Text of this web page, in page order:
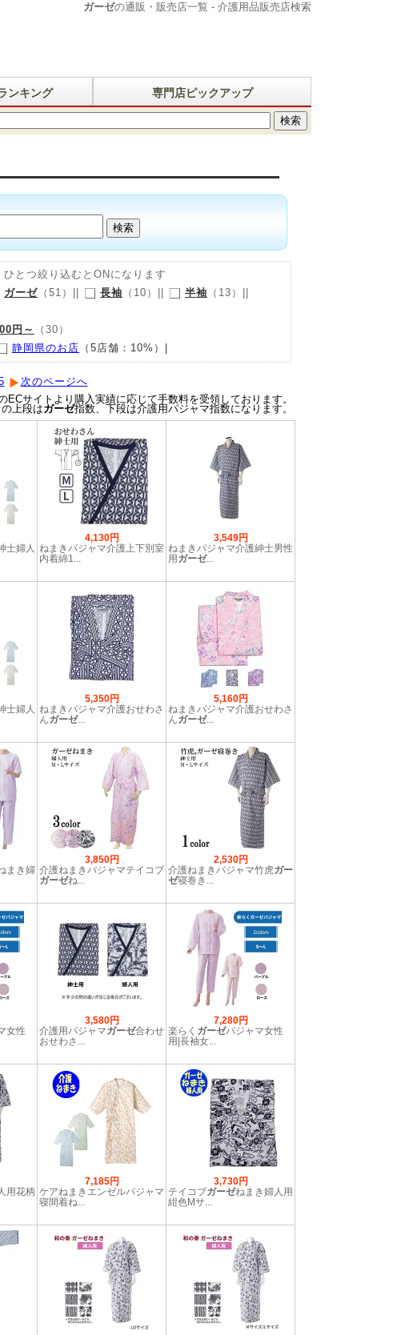
ガーゼの通販・販売店一覧 - 介護用品販売店検索
ンキング 専門店ピックアップ
つ絞り込むとONになります
ガーゼ （51）|| 長袖 （10）|| 半袖 （13）||
円～
（30）
静岡県のお店 （5店舗：10%）|
次のページへ
ECサイトより購入実績に応じて手数料を受領しております。
の上段はガーゼ指数、下段は介護用パジャマ指数になります。
士婦人
4,130円
ねまきパジャマ介護上下別室
内着綿1...
3,549円
ねまきパジャマ介護紳士男性
用ガーゼ...
士婦人
5,350円
ねまきパジャマ介護おせわさ
んガーゼ...
5,160円
ねまきパジャマ介護おせわさ
んガーゼ...
まき婦
3,850円
介護ねまきパジャマテイコブ
ガーゼね...
2,530円
介護ねまきパジャマ竹虎ガー
ゼ寝巻き...
女性
3,580円
介護用パジャマガーゼ合わせ
おせわさ...
7,280円
楽らく ガーゼパジャマ女性
用|長袖女...
用花柄
7,185円
ケアねまきエンゼルパジャマ
寝間着ね...
3,730円
テイコブガーゼねまき婦人用
紺色Mサ...